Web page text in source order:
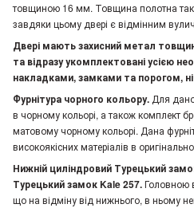
товщиною 16 мм. Товщина полотна
завдяки цьому двері є відмінним
Двері мають захисний метал
та відразу укомплектовані усією
накладками, замками та порогом,
Фурнітура чорного кольору. Для
в чорному кольорі, а також комплект
матовому чорному кольорі. Дана
високоякісних матеріалів в
Нижній циліндровий Турецький
Турецький замок Kale 257.Головною
що на відміну від нижнього, в ньому